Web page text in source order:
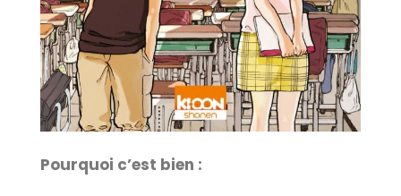
Pourquoi c’est bien :